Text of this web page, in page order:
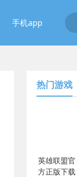
手机app
热门游戏
英雄联盟官
方正版下载